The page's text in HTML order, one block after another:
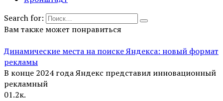
Search for:
Вам также может понравиться
Динамические места на поиске Яндекса: новый формат
рекламы
В конце 2024 года Яндекс представил инновационный
рекламный
01.2к.